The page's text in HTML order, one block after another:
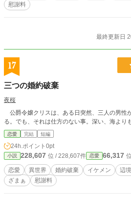
慰謝料
最終更新日
17
三つの婚約破棄
夜桜
公爵令嬢クリスは、ある日突然、三人の男性
る。でも、それは仕方のない事。深い、海より
恋愛 完結 短編
24h.ポイント 0pt
小説 228,607 位 / 228,607件 恋愛 66,317
恋愛 異世界 婚約破棄 イケメン 辺
ざまぁ
慰謝料